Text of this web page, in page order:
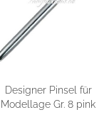
Designer Pinsel für
Modellage Gr. 8 pink